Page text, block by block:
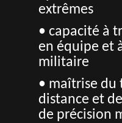
extrêmes
• capacité à
en équipe et
militaire
• maîtrise du
distance et
de précision